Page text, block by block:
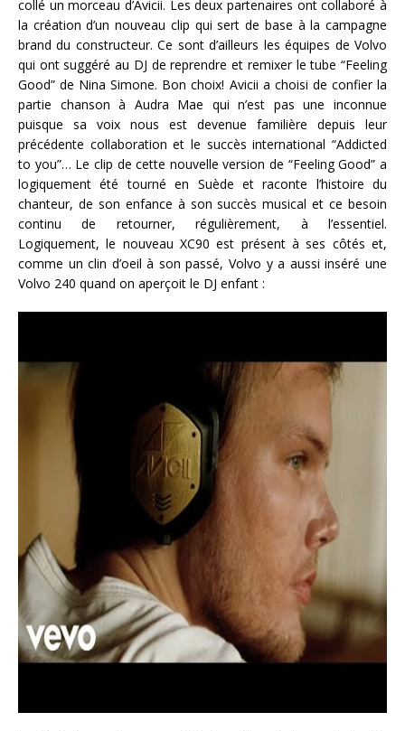
collé un morceau d’Avicii. Les deux partenaires ont collaboré à
la création d’un nouveau clip qui sert de base à la campagne
brand du constructeur. Ce sont d’ailleurs les équipes de Volvo
qui ont suggéré au DJ de reprendre et remixer le tube “Feeling
Good” de Nina Simone. Bon choix! Avicii a choisi de confier la
partie chanson à Audra Mae qui n’est pas une inconnue
puisque sa voix nous est devenue familière depuis leur
précédente collaboration et le succès international “Addicted
to you”… Le clip de cette nouvelle version de “Feeling Good” a
logiquement été tourné en Suède et raconte l’histoire du
chanteur, de son enfance à son succès musical et ce besoin
continu de retourner, régulièrement, à l’essentiel.
Logiquement, le nouveau XC90 est présent à ses côtés et,
comme un clin d’oeil à son passé, Volvo y a aussi inséré une
Volvo 240 quand on aperçoit le DJ enfant :